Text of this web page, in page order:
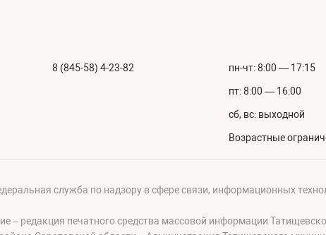
8 (845-58) 4-23-82 пн-чт: 8:00 — 17:15
пт: 8:00 — 16:00
сб, вс: выходной
Возрастные
служба по надзору в сфере связи, информационных
– редакция печатного средства массовой информации